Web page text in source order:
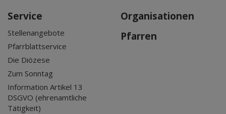
Service
Stellenangebote
Pfarrblattservice
Die Diözese
Zum Sonntag
Information Artikel 13
DSGVO (ehrenamtliche
Tätigkeit)
Organisationen
Pfarren